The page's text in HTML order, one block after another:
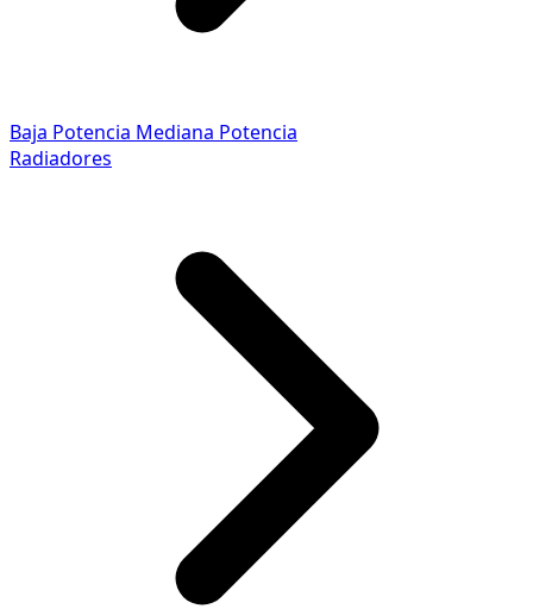
Baja Potencia Mediana Potencia
Radiadores